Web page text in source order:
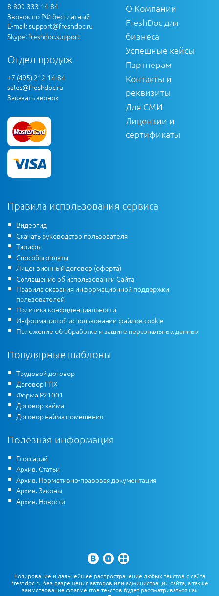
8-800-333-14-84
Звонок по РФ бесплатный
E-mail:support@freshdoc.ru
Skype: freshdoc.support
Отдел продаж
+7 (495) 212-14-84
sales@freshdoc.ru
Заказать звонок
О Компании
FreshDoc для
бизнеса
Успешные кейсы
Партнерам
Контакты и
реквизиты
Для СМИ
Лицензии и
сертификаты
Правила использования сервиса
Видеогид
Скачать руководство пользователя
Тарифы
Способы оплаты
Лицензионный договор (оферта)
Соглашение об использовании Сайта
Правила оказания информационной поддержки
пользователей
Политика конфиденциальности
Информация об использовании файлов cookie
Положение об обработке и защите персональных данных
Популярные шаблоны
Трудовой договор
Договор ГПХ
Форма Р21001
Договор займа
Договор найма помещения
Полезная информация
Глоссарий
Архив. Статьи
Архив. Нормативно-правовая документация
Архив. Законы
Архив. Новости
Копирование и дальнейшее распространение любых текстов с сайта
freshdoc.ru без разрешения авторов или администрации сайта, а также
заимствование фрагментов текстов будет рассматриваться как